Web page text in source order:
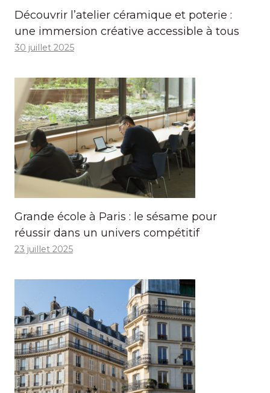
Découvrir l’atelier céramique et poterie :
une immersion créative accessible à tous
30 juillet 2025
Grande école à Paris : le sésame pour
réussir dans un univers compétitif
23 juillet 2025